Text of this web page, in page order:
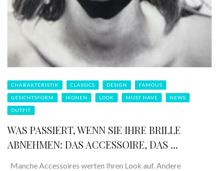
CHARAKTERISTIK CLASSICS DESIGN FAMOUS
GESICHTSFORM IKONEN LOOK MUST HAVE NEWS
OUTFIT
WAS PASSIERT, WENN SIE IHRE BRILLE
ABNEHMEN: DAS ACCESSOIRE, DAS ...
Manche Accessoires werten Ihren Look auf. Andere